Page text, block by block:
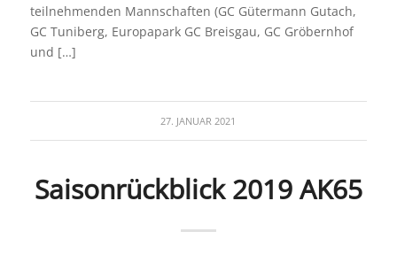
teilnehmenden Mannschaften (GC Gütermann Gutach,
GC Tuniberg, Europapark GC Breisgau, GC Gröbernhof
und […]
27. JANUAR 2021
Saisonrückblick 2019 AK65